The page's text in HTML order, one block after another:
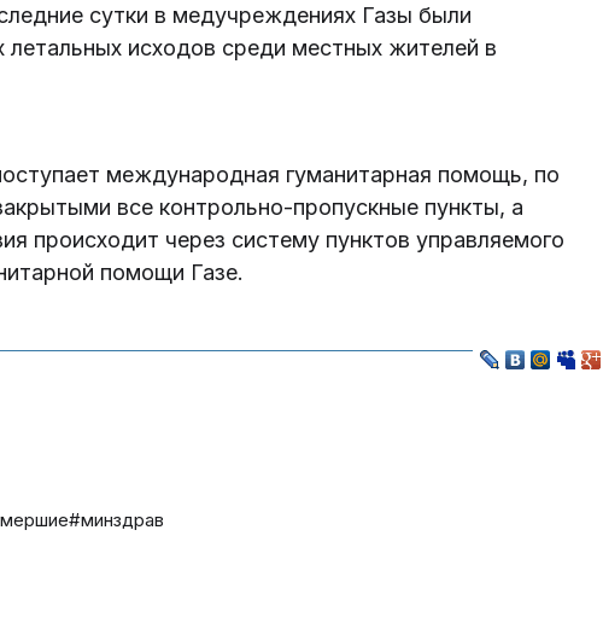
сутки в медучреждениях Газы были
летальных исходов среди местных жителей в
международная гуманитарная помощь, по
все контрольно-пропускные пункты, а
происходит через систему пунктов управляемого
помощи Газе.
#минздрав